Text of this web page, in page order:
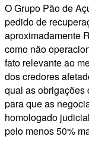
O Grupo Pão de
pedido de
aproximadamente
como não
fato relevante ao
dos credores
qual as obrigações
para que as
homologado
pelo menos 50%